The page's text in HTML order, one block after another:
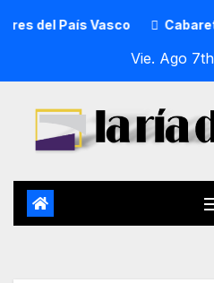
Vasco Cabaret
Vie. Ago